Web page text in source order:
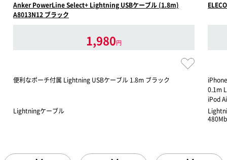
Anker PowerLine Select+ Lightning USBケーブル (1.8m)
A8013N12 ブラック
1,980円
便利なポーチ付属 Lightning USBケーブル 1.8m ブラック
Lightningケーブル
0.1m
iPod